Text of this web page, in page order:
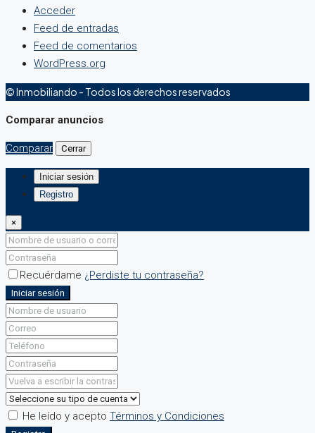
Acceder
Feed de entradas
Feed de comentarios
WordPress.org
© Inmobiliando - Todos los derechos reservados
Comparar anuncios
Comparar Cerrar
Iniciar sesión
Registro
×
Recuérdame ¿Perdiste tu contraseña?
Iniciar sesión
He leído y acepto Términos y Condiciones